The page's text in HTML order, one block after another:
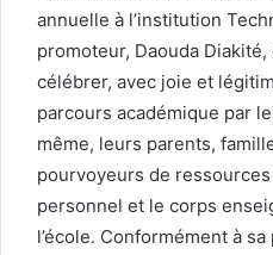
annuelle à l’institution
promoteur, Daouda
célébrer, avec joie et
parcours académique par
même, leurs parents,
pourvoyeurs de
personnel et le corps
l’école. Conformément à